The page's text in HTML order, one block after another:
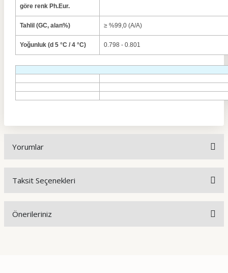
göre renk Ph.Eur.
Tahlil (GC, alan%) ≥ %99,0 (A/A)
Yoğunluk (d 5 °C / 4 °C) 0.798 - 0.801
Yorumlar
Taksit Seçenekleri
Önerileriniz